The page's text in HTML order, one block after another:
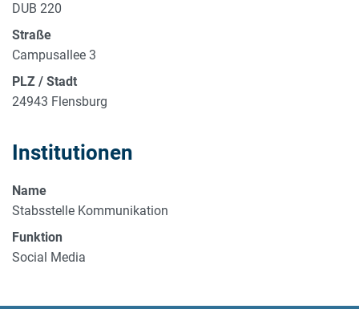
DUB 220
Straße
Campusallee 3
PLZ / Stadt
24943 Flensburg
Institutionen
Name
Stabsstelle Kommunikation
Funktion
Social Media